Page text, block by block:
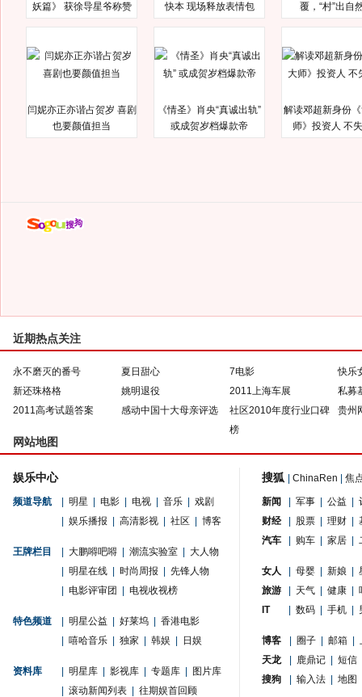
妖篇》 获徐导星爷称赞
快本 现场释放表情包
覆，“村”出自
闫妮亦正亦谐占贺岁 喜剧
也要颜值担当
《情圣》肖央“真诚出轨”
或成贺岁档爆款帝
解读邓超新身份
师》投资人 不
近期热点关注
永不磨灭的番号 夏日甜心 7电影
快乐
新还珠格格
姚明退役 2011上海车展
私募
2011高考试题答案
感动中国十大母亲评选
社区2010年度行业口碑
榜
贵州
网站地图
娱乐中心
频道导航 明星 电影 电视 音乐
戏剧
娱乐播报 高清影视 社区 博客
王牌栏目 大鹏嘚吧嘚 潮流实验室
大人物
明星在线 时尚周报
先锋人物
电影评审团 电视收视榜
特色频道 明星公益 好莱坞
香港电影
嘻哈音乐 独家 韩娱 日娱
资料库 明星库 影视库 专题库
图片库
滚动新闻列表 往期娱首回顾
搜狐 ChinaRen 焦
新闻 军事 公益
财经
股票 理财
汽车
购车 家居
女人 母婴 新娘
旅游
天气 健康
IT
数码 手机
博客 圈子 邮箱
天龙
鹿鼎记
短信
搜狗
输入法 地图